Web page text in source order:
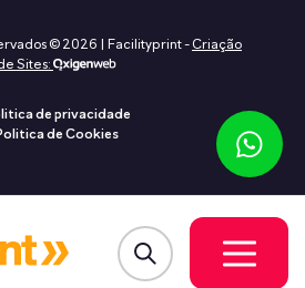
© 2026 | Facilityprint - Criação
Sites:
de privacidade
de Cookies